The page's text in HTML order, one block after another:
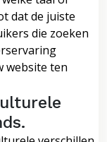
dat de juiste
die zoeken
website ten